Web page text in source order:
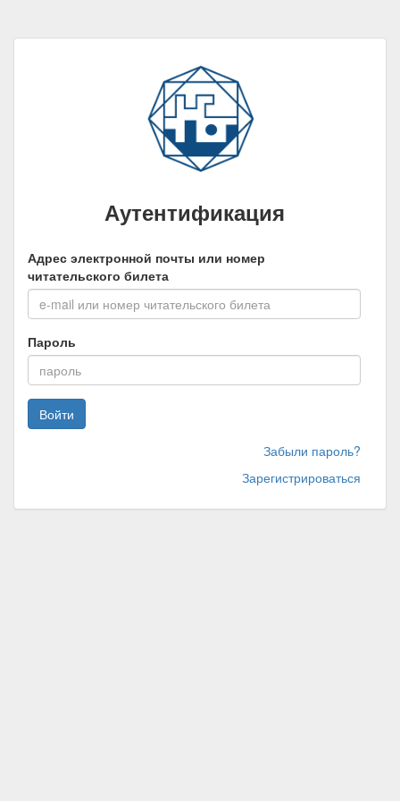
Аутентификация
Адрес электронной почты или номер
читательского билета
Пароль
Войти
Забыли пароль?
Зарегистрироваться